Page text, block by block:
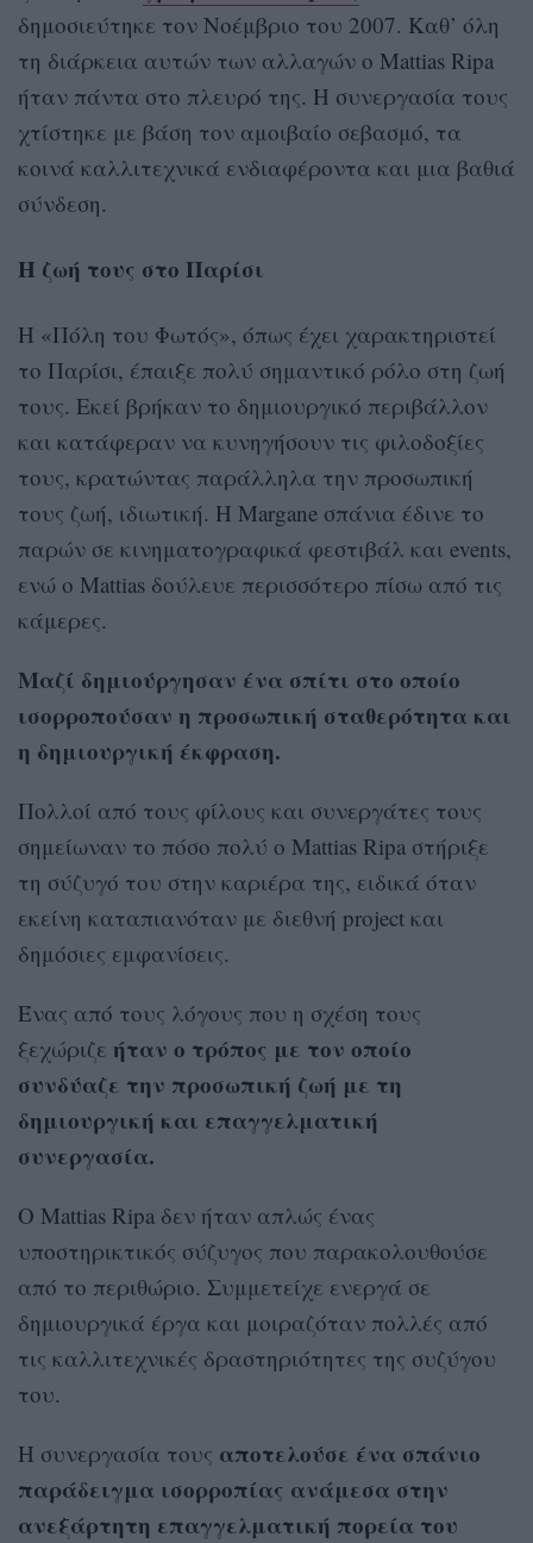
δημοσιεύτηκε τον Νοέμβριο του 2007. Καθ’ όλη
τη διάρκεια αυτών των αλλαγών ο Mattias Ripa
ήταν πάντα στο πλευρό της. Η συνεργασία τους
χτίστηκε με βάση τον αμοιβαίο σεβασμό, τα
κοινά καλλιτεχνικά ενδιαφέροντα και μια βαθιά
σύνδεση.
Η ζωή τους στο Παρίσι
Η «Πόλη του Φωτός», όπως έχει χαρακτηριστεί
το Παρίσι, έπαιξε πολύ σημαντικό ρόλο στη ζωή
τους. Εκεί βρήκαν το δημιουργικό περιβάλλον
και κατάφεραν να κυνηγήσουν τις φιλοδοξίες
τους, κρατώντας παράλληλα την προσωπική
τους ζωή, ιδιωτική. Η Margane σπάνια έδινε το
παρών σε κινηματογραφικά φεστιβάλ και events,
ενώ ο Mattias δούλευε περισσότερο πίσω από τις
κάμερες.
Μαζί δημιούργησαν ένα σπίτι στο οποίο
ισορροπούσαν η προσωπική σταθερότητα και
η δημιουργική έκφραση.
Πολλοί από τους φίλους και συνεργάτες τους
σημείωναν το πόσο πολύ ο Mattias Ripa στήριξε
τη σύζυγό του στην καριέρα της, ειδικά όταν
εκείνη καταπιανόταν με διεθνή project και
δημόσιες εμφανίσεις.
Ένας από τους λόγους που η σχέση τους
ξεχώριζε ήταν ο τρόπος με τον οποίο
συνδύαζε την προσωπική ζωή με τη
δημιουργική και επαγγελματική
συνεργασία.
Ο Mattias Ripa δεν ήταν απλώς ένας
υποστηρικτικός σύζυγος που παρακολουθούσε
από το περιθώριο. Συμμετείχε ενεργά σε
δημιουργικά έργα και μοιραζόταν πολλές από
τις καλλιτεχνικές δραστηριότητες της συζύγου
του.
Η συνεργασία τους αποτελούσε ένα σπάνιο
παράδειγμα ισορροπίας ανάμεσα στην
ανεξάρτητη επαγγελματική πορεία του